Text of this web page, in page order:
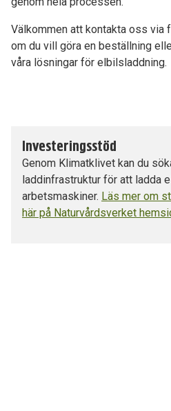
Välkommen att kontakta oss via
om du vill göra en beställning
våra lösningar för elbilsladdning.
Investeringsstöd
Genom Klimatklivet kan du
laddinfrastruktur för att ladda
arbetsmaskiner. Läs mer om
här på Naturvårdsverket